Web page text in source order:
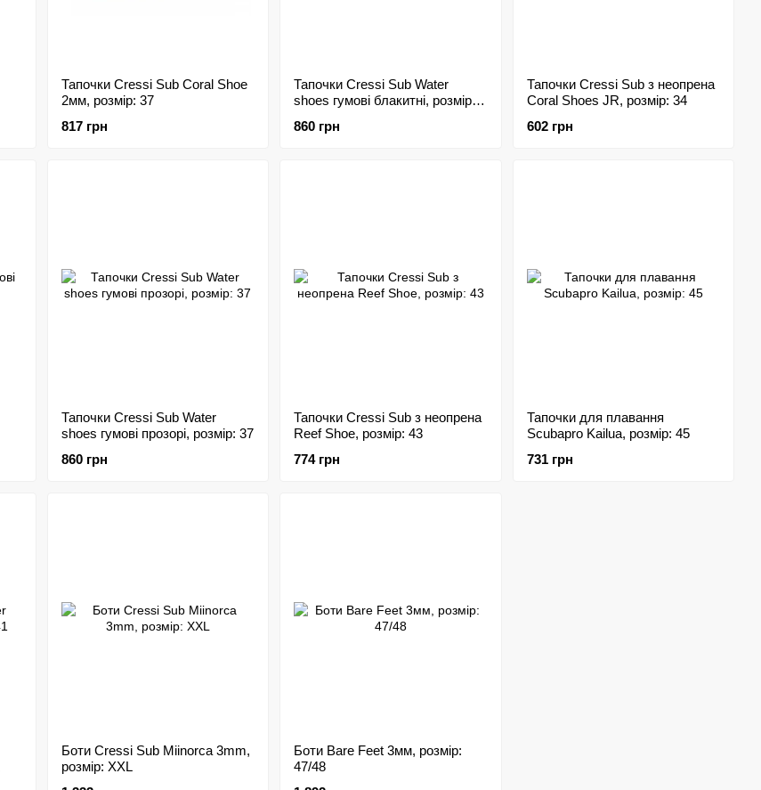
Тапочки Cressi Sub Coral Shoe
2мм, розмір: 37
817 грн
Тапочки Cressi Sub Water
shoes гумові блакитні, розмір:
860 грн
Тапочки Cressi Sub з неопрена
Coral Shoes JR, розмір: 34
602 грн
Тапочки Cressi Sub Water
shoes гумові прозорі, розмір: 37
860 грн
Тапочки Cressi Sub з неопрена
Reef Shoe, розмір: 43
774 грн
Тапочки для плавання
Scubapro Kailua, розмір: 45
731 грн
Боти Cressi Sub Miinorca 3mm,
розмір: XXL
Боти Bare Feet 3мм, розмір:
47/48